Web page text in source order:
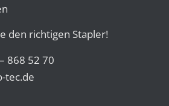
den richtigen Stapler!
868 52 70
tec.de